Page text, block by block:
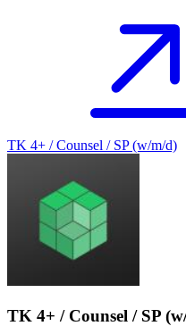
TK 4+ / Counsel / SP (w/m/d)
TK 4+ / Counsel / SP